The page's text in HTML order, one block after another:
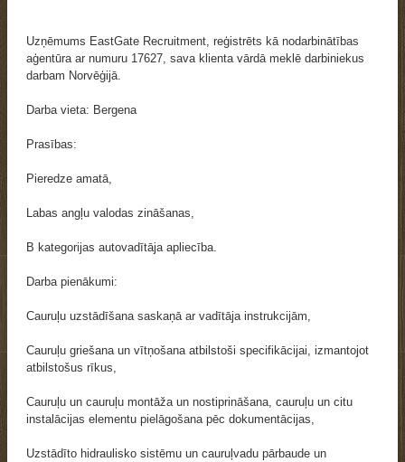
Uzņēmums EastGate Recruitment, reģistrēts kā nodarbinātības
aģentūra ar numuru 17627, sava klienta vārdā meklē darbiniekus
darbam Norvēģijā.
Darba vieta: Bergena
Prasības:
Pieredze amatā,
Labas angļu valodas zināšanas,
B kategorijas autovadītāja apliecība.
Darba pienākumi:
Cauruļu uzstādīšana saskaņā ar vadītāja instrukcijām,
Cauruļu griešana un vītņošana atbilstoši specifikācijai, izmantojot
atbilstošus rīkus,
Cauruļu un cauruļu montāža un nostiprināšana, cauruļu un citu
instalācijas elementu pielāgošana pēc dokumentācijas,
Uzstādīto hidraulisko sistēmu un cauruļvadu pārbaude un